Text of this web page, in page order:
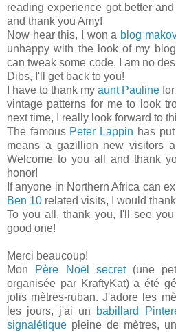
reading experience got better
and thank you Amy!
Now hear this, I won a blog
unhappy with the look of my
can tweak some code, I am no
Dibs, I'll get back to you!
I have to thank my aunt Pauline
vintage patterns for me to look
next time, I really look forward to
The famous Peter Lappin has
means a gazillion new visitors
Welcome to you all and thank
honor!
If anyone in Northern Africa can
Ben 10 related visits, I would
To you all, thank you, I'll see
good one!
Merci beaucoup!
Mon
Père Noël secret(une
organisée par KraftyKat) a été
jolis mètres-ruban. J'adore les
les jours, j'ai un babillard
signalétique pleine de mètres,